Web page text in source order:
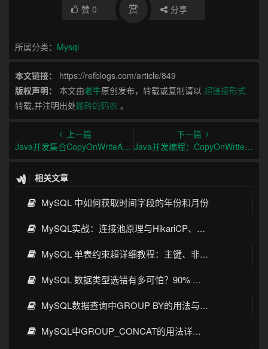
赞 0 赏 分享
所属分类： Mysql
本文链接：
https://refblogs.com/article/849
版权声明：
本文由老牛原创发布，转载或复制请以 超链接形式
转载,并注明出处搬砖的码农 。
上一篇
Java并发集合CopyOnWriteArrayList与synchronizedList对比
下一篇
Java并发编程：CopyOnWriteArrayList与synchronizedList的区别与选型
相关文章
MySQL 中如何获取时间字段的年份和月份
MySQL实战：连接池原理与HikariCP、C3P0、Druid、DBCP选型
MySQL 单表约束超详细教程：主键、非空、唯一、默认值一次讲透
MySQL 数据类型选错有多可怕？90% 开发者都踩过的坑
MySQL数据查询中GROUP BY的用法与实战详解
MySQL中GROUP_CONCAT的用法详解：语法、示例与常见坑